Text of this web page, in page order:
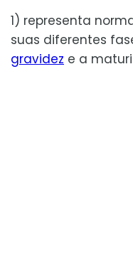
1) representa
suas diferentes
gravidez e a